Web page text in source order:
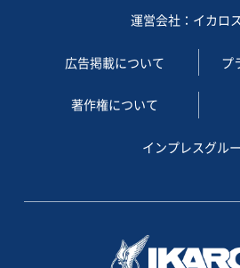
運営会社：イカロ
広告掲載について プ
著作権について
インプレスグル